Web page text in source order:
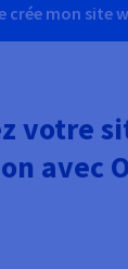
crée mon site
votre
avec